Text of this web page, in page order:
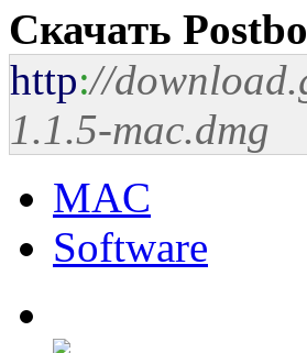
Скачать
http://
1.1.5-mac.dmg
MAC
Software